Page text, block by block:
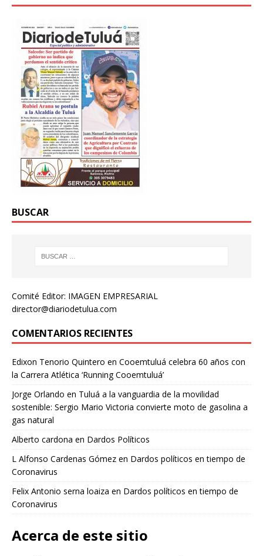
BUSCAR
Comité Editor: IMAGEN EMPRESARIAL
director@diariodetulua.com
COMENTARIOS RECIENTES
Edixon Tenorio Quintero en Cooemtuluá celebra 60 años con
la Carrera Atlética ‘Running Cooemtuluá’
Jorge Orlando en Tuluá a la vanguardia de la movilidad
sostenible: Sergio Mario Victoria convierte moto de gasolina a
gas natural
Alberto cardona en Dardos Políticos
L Alfonso Cardenas Gómez en Dardos políticos en tiempo de
Coronavirus
Felix Antonio serna loaiza en Dardos políticos en tiempo de
Coronavirus
Acerca de este sitio